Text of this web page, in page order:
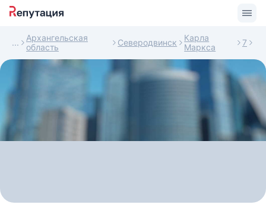
Архангельская
область
Северодвинск
Карла
Маркса
7